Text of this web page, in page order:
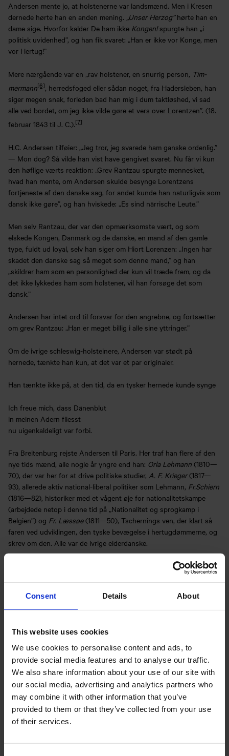
Consent Details About
This website uses cookies
We use cookies to personalise content and ads, to
provide social media features and to analyse our traffic.
We also share information about your use of our site with
our social media, advertising and analytics partners who
may combine it with other information that you’ve
provided to them or that they’ve collected from your use
of their services.
Andersen mente jo, at holstenerne var landsmænd. Men i Kresen
dernede hørte han en anden mening. „Unser Herzog”hørte han en
dame sige. Hvorfor kalder De ham ikke Kongen!spurgte han „i
politisk uvidenhed”, og han fik svaret: „Han er ikke vor Konge, men
vor Hertug!”
Mere nærgående var en „rav holstener, en snurrig person, Tim-
mermann[6], herredsfoged eller sådan noget, fra Hadersleben, han
siger megen snak, forleden bad han mig i dum taktløshed, vi sad
alle ved bordet, om jeg ikke vilde gøre et vers over Lorentzen”. (18.
februar 1843 til J. C.).[7]
H.C. Andersen tilføier: „Jeg tror, jeg svarede ham ganske ordenlig.”
— Mon dog? Så vilde han vist have gengivet svaret. Nu får vi kun
den høflige værts reaktion: „Grev Rantzau spurgte mennesket,
hvad han mente, om Andersen skulde besynge Lorentzens
fortjeneste af den danske sag, for andet kunde han naturligvis som
dansk ikke gøre”, og han hviskede: „Es sind närrische Leute.”
Men selv Rantzau, der var den opmærksomste vært, og som
elskede Kongen, Danmark og de danske, en mand af den gamle
type, fuldt ud loyal, selv han siger om Hiort Lorenzen: „Ingen har
skadet den danske sag så meget som denne mand,” og han
„skildrer ham som en personlighed der kun vil træde frem, og da
det ikke lykkedes ham som holstener, vil han forsøge det som
dansk.”
Andersen har intet ord til forsvar for den angrebne, og fortsætter
om grev Rantzau: „Han er meget billig i alle sine yttringer.”
Om de ivrige schleswig-holsteinere, Andersen var stødt på
hernede, tænkte han kun, at det var et par originaler.
Han tænkte ikke på, at den tid, da en tysker hernede kunde synge
Ich freue mich, dass Dänenblut
in meinen Adern fliesst
nu uigenkaldeligt var forbi.
Fra Breitenburg rejste Andersen til Paris. Her traf han flere af den
nye tids mænd, alle nogle år yngre end han: Orla Lehmann (1810—
70), der var her for at drive politiske studier, A. F. Krieger(1817—
93), allerede aktiv national-liberal politiker som Lehmann, Fr.Schiern
(1816—82), historiker med et vågent øje for nationalitetskampe
(arbejdede netop i denne tid på „Nationalitet og sprogkamp i
Belgien”) og Fr. Læssøe(1811—50), Tschernings ven, der klart så
faren ved udviklingen, den tyske bevægelse i hertugdømmerne, og
skrev om den. Alle var de ivrige eiderdanske.
En dag hernede blev det nationale spørgsmål drøftet med
Andersen, og da blev det af Lehmann, Krieger, Schiern, Læssøe og
digter; det eneste digt af mig, der vilde leve, var: „Jeg er
skandinav”.”[8]
På Breitenburg havde han mødt den nye tid i tysk dragt, i Paris
mødte han den nye tid i dansk dragt. Han stod udenfor. Han var på
dette punkt helt den gamle tids mand. Foreløbig.
De nationale brydninger skulde i den følgende tid også gribe ind i
forholdet til den ham så kære hertugfamilie på Augustenborg.
H.C. Andersen og Augustenborgerne
stænderforsamlingen i Slesvig, og fra alle sider i salen havde råbet